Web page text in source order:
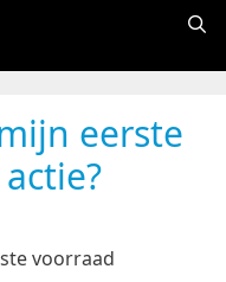
eerste
voorraad